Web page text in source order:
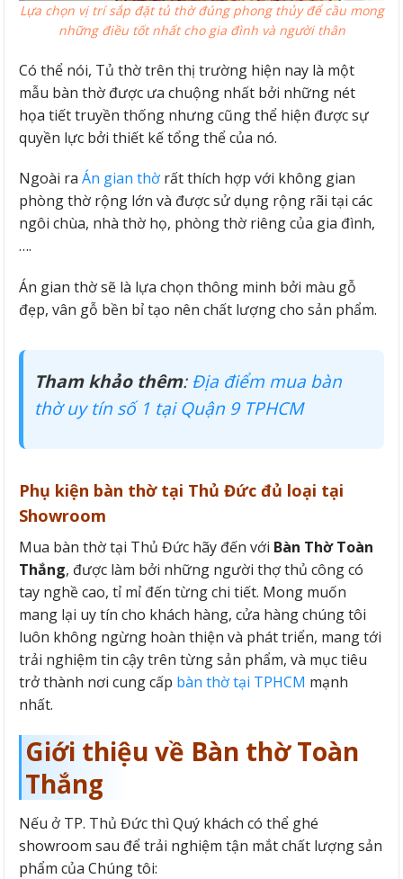
Lựa chọn vị trí sắp đặt tủ thờ đúng phong thủy để cầu mong
những điều tốt nhất cho gia đình và người thân
Có thể nói, Tủ thờ trên thị trường hiện nay là một
mẫu bàn thờ được ưa chuộng nhất bởi những nét
họa tiết truyền thống nhưng cũng thể hiện được sự
quyền lực bởi thiết kế tổng thể của nó.
Ngoài ra Án gian thờ rất thích hợp với không gian
phòng thờ rộng lớn và được sử dụng rộng rãi tại các
ngôi chùa, nhà thờ họ, phòng thờ riêng của gia đình,
….
Án gian thờ sẽ là lựa chọn thông minh bởi màu gỗ
đẹp, vân gỗ bền bỉ tạo nên chất lượng cho sản phẩm.
Tham khảo thêm: Địa điểm mua bàn
thờ uy tín số 1 tại Quận 9 TPHCM
Phụ kiện bàn thờ tại Thủ Đức đủ loại tại
Showroom
Mua bàn thờ tại Thủ Đức hãy đến với Bàn Thờ Toàn
Thắng, được làm bởi những người thợ thủ công có
tay nghề cao, tỉ mỉ đến từng chi tiết. Mong muốn
mang lại uy tín cho khách hàng, cửa hàng chúng tôi
luôn không ngừng hoàn thiện và phát triển, mang tới
trải nghiệm tin cậy trên từng sản phẩm, và mục tiêu
trở thành nơi cung cấp bàn thờ tại TPHCM mạnh
nhất.
Giới thiệu về Bàn thờ Toàn
Thắng
Nếu ở TP. Thủ Đức thì Quý khách có thể ghé
showroom sau để trải nghiệm tận mắt chất lượng sản
phẩm của Chúng tôi: